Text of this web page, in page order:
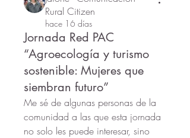
Rural Citizen
hace 16 días
Jornada Red PAC
“Agroecología y turismo
sostenible: Mujeres que
siembran futuro”
Me sé de algunas personas de la
comunidad a las que esta jornada
no solo les puede interesar, sino